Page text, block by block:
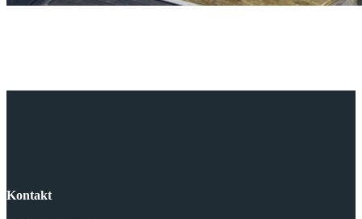
Kontakt